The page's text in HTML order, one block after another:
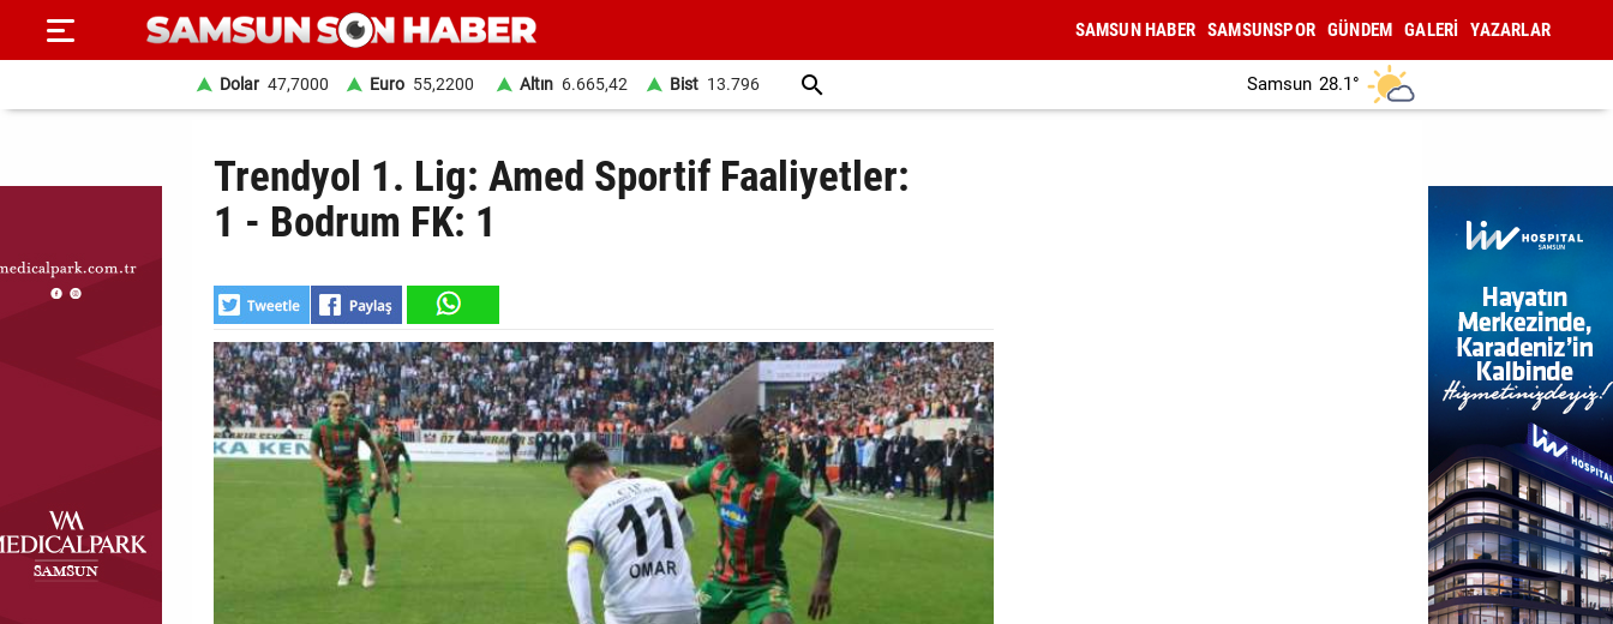
SAYFA
HABER
DÜNYA
MAGAZİN
SAMSUN HABER SAMSUNSPOR GÜNDEM GALERİ YAZARLAR
Dolar 47,7000 Euro 55,2200 Altın 6.665,42 Bist 13.796 Samsun 28.1°
Trendyol 1. Lig: Amed Sportif Faaliyetler:
1 - Bodrum FK: 1